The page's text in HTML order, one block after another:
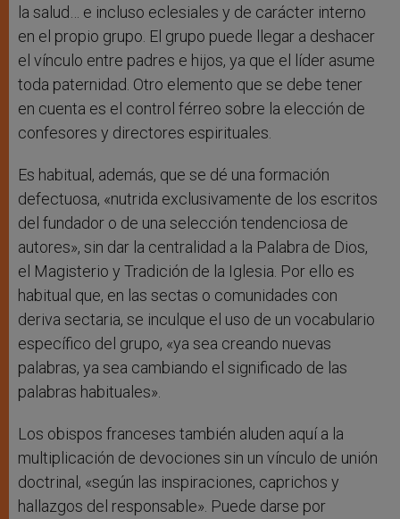
la salud… e incluso eclesiales y de carácter interno
en el propio grupo. El grupo puede llegar a deshacer
el vínculo entre padres e hijos, ya que el líder asume
toda paternidad. Otro elemento que se debe tener
en cuenta es el control férreo sobre la elección de
confesores y directores espirituales.
Es habitual, además, que se dé una formación
defectuosa, «nutrida exclusivamente de los escritos
del fundador o de una selección tendenciosa de
autores», sin dar la centralidad a la Palabra de Dios,
el Magisterio y Tradición de la Iglesia. Por ello es
habitual que, en las sectas o comunidades con
deriva sectaria, se inculque el uso de un vocabulario
específico del grupo, «ya sea creando nuevas
palabras, ya sea cambiando el significado de las
palabras habituales».
Los obispos franceses también aluden aquí a la
multiplicación de devociones sin un vínculo de unión
doctrinal, «según las inspiraciones, caprichos y
hallazgos del responsable». Puede darse por